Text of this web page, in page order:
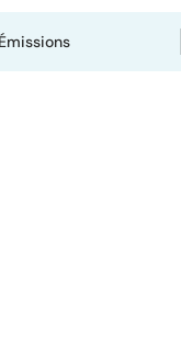
Émissions